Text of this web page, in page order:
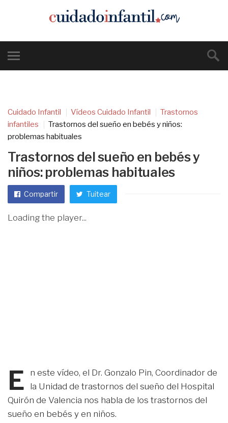
Cuidado Infantil Vídeos Cuidado Infantil
Trastornos
infantiles
Trastornos del sueño en bebés y niños:
problemas habituales
Trastornos del sueño en bebés y
niños: problemas habituales
Compartir Tuitear
Loading the player...
E
n este vídeo, el Dr. Gonzalo Pin, Coordinador de
la Unidad de trastornos del sueño del Hospital
Quirón de Valencia nos habla de los trastornos del
sueño en bebés y en niños.